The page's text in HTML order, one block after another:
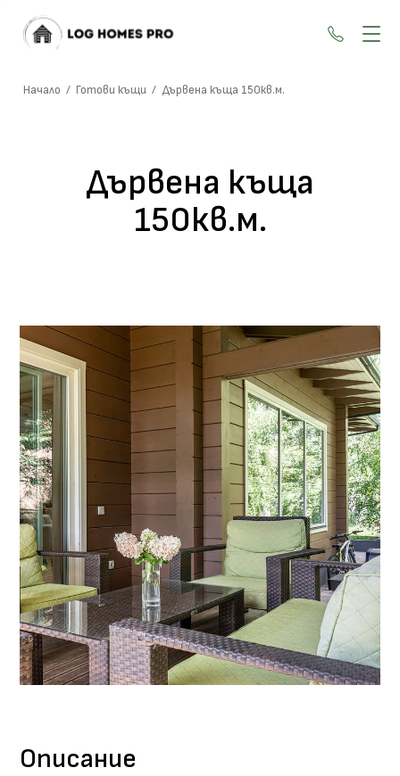
Начало / Готови къщи / Дървена къща 150кв.м.
+359
Дървена къща
150кв.м.
Описание